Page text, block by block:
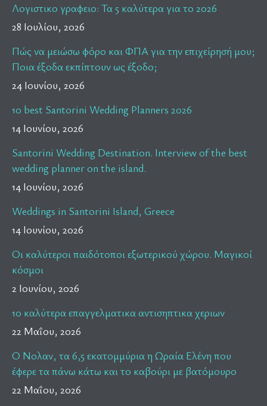
Λογιστικο γραφειο: Τα 5 καλύτερα για το 2026
28 Ιουλίου, 2026
Πώς να μειώσω φόρο και ΦΠΑ για την επιχείρησή μου;
Ποια έξοδα εκπίπτουν ως έξοδο;
24 Ιουνίου, 2026
10 best Santorini Wedding Planners 2026
14 Ιουνίου, 2026
Santorini Wedding Destination. Interview of the best
wedding planner on the island.
14 Ιουνίου, 2026
Weddings in Santorini Island, Greece
14 Ιουνίου, 2026
Οι καλύτεροι παιδότοποι εξωτερικού χώρου. Μαγικοί
κόσμοι
2 Ιουνίου, 2026
10 καλύτερα επαγγελματικα αντισηπτικα χεριων
22 Μαΐου, 2026
Ο Νολαν, τα 6,5 εκατομμύρια η Ωραία Ελένη που
έφερε τα πάνω κάτω και το καβούρι με βατόμουρο
22 Μαΐου, 2026